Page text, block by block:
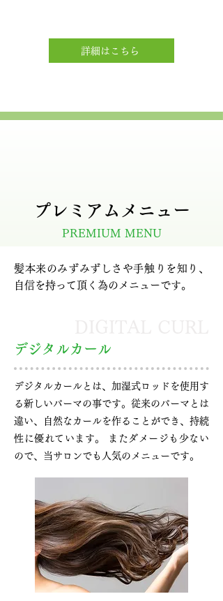
詳細はこちら
プレミアムメニュー
PREMIUM MENU
髪本来のみずみずしさや手触りを知り、
自信を持って頂く為のメニューです。
デジタルカール
デジタルカールとは、加湿式ロッドを使用す
る新しいパーマの事です。従来のパーマとは
違い、自然なカールを作ることができ、持続
性に優れています。 またダメージも少ない
ので、当サロンでも人気のメニューです。